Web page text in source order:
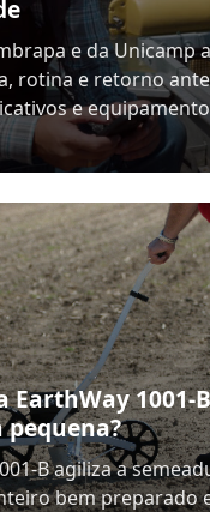
e da Unicamp
rotina e retorno
e
EarthWay 1001-
B agiliza a
bem preparado